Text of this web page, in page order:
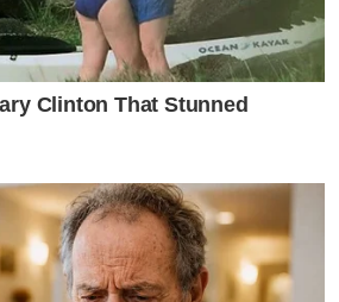
Clinton That Stunned